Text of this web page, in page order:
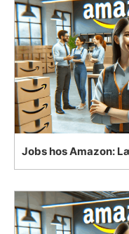
Jobs hos Amazon: